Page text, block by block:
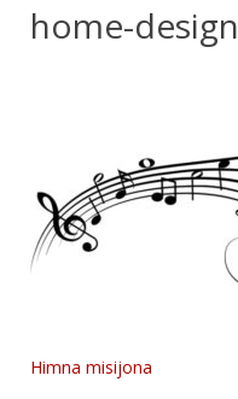
home-
Himna misijona